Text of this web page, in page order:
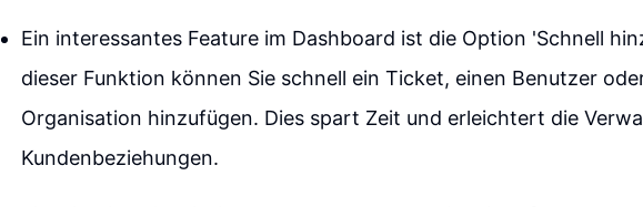
Ein interessantes Feature im Dashboard ist die Option 'Schnell
dieser Funktion können Sie schnell ein Ticket, einen Benutzer
Organisation hinzufügen. Dies spart Zeit und erleichtert die
Kundenbeziehungen.